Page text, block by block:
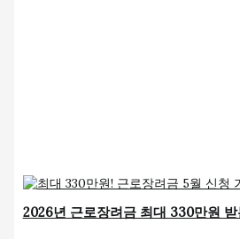
2026년 근로장려금 최대 330만원